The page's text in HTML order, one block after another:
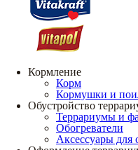
Кормление
Корм
Кормушки и
Обустройство
Террариумы и
Обогреватели
Аксессуары для